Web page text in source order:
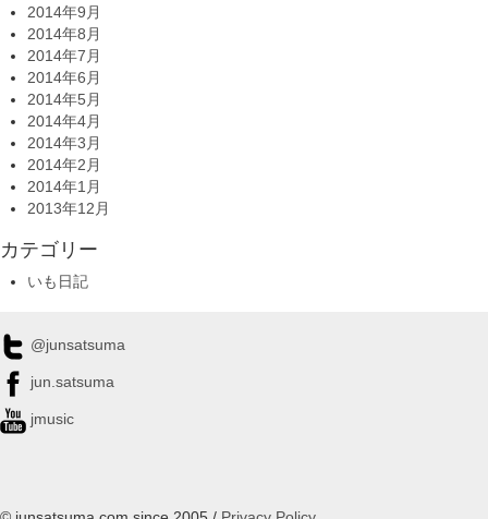
2014年9月
2014年8月
2014年7月
2014年6月
2014年5月
2014年4月
2014年3月
2014年2月
2014年1月
2013年12月
カテゴリー
いも日記
@junsatsuma
jun.satsuma
jmusic